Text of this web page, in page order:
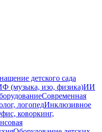
детского сада
(музыка, изо, физика)ИИ
Современная
логопедИнклюзивное
коворкинг,